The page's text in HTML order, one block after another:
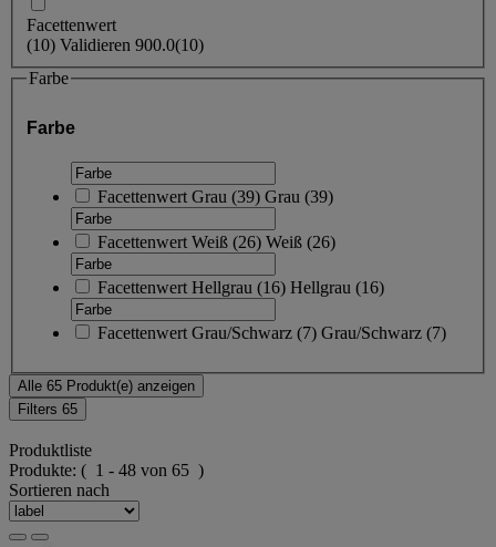
Facettenwert
(10) Validieren 900.0(10)
Farbe
Farbe
Facettenwert Grau (39) Grau (39)
Facettenwert Weiß (26) Weiß (26)
Facettenwert Hellgrau (16) Hellgrau (16)
Facettenwert Grau/Schwarz (7) Grau/Schwarz (7)
Alle 65 Produkt(e) anzeigen
Filters 65
Produktliste
Produkte: ( 1 - 48 von 65 )
Sortieren nach